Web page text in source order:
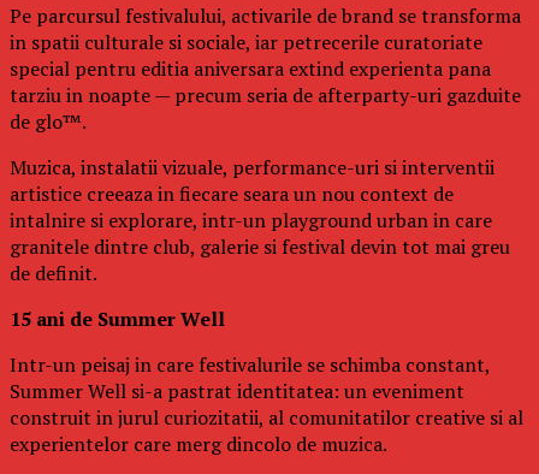
Pe parcursul festivalului, activarile de brand se transforma
in spatii culturale si sociale, iar petrecerile curatoriate
special pentru editia aniversara extind experienta pana
tarziu in noapte — precum seria de afterparty-uri gazduite
de glo™.
Muzica, instalatii vizuale, performance-uri si interventii
artistice creeaza in fiecare seara un nou context de
intalnire si explorare, intr-un playground urban in care
granitele dintre club, galerie si festival devin tot mai greu
de definit.
15 ani de Summer Well
Intr-un peisaj in care festivalurile se schimba constant,
Summer Well si-a pastrat identitatea: un eveniment
construit in jurul curiozitatii, al comunitatilor creative si al
experientelor care merg dincolo de muzica.